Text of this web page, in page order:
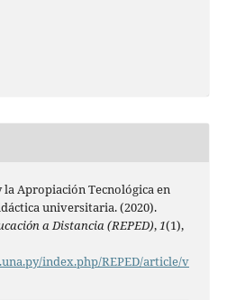
Apropiación Tecnológica en
universitaria. (2020).
a Distancia (REPED),1(1),
index.php/REPED/article/v